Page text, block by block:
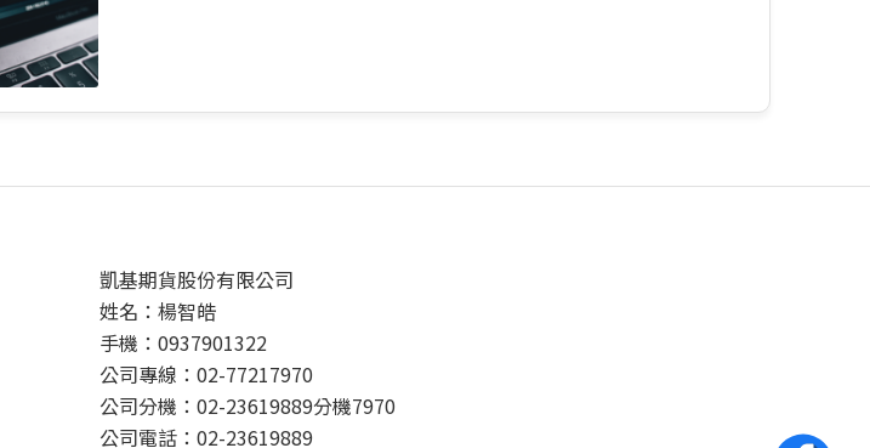
凱基期貨股份有限公司
姓名：楊智皓
手機：0937901322
公司專線：02-77217970
公司分機：02-23619889分機7970
公司電話：02-23619889